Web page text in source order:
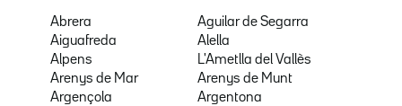
Abrera
Aguilar de Segarra
Aiguafreda
Alella
Alpens
L'Ametlla del Vallès
Arenys de Mar
Arenys de Munt
Argençola
Argentona